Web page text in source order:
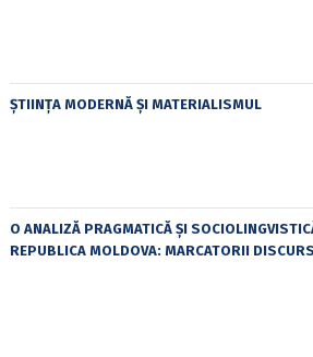
ȘTIINȚA MODERNĂ ȘI MATERIALISMUL
O ANALIZĂ PRAGMATICĂ ȘI
REPUBLICA MOLDOVA: MARCATORII